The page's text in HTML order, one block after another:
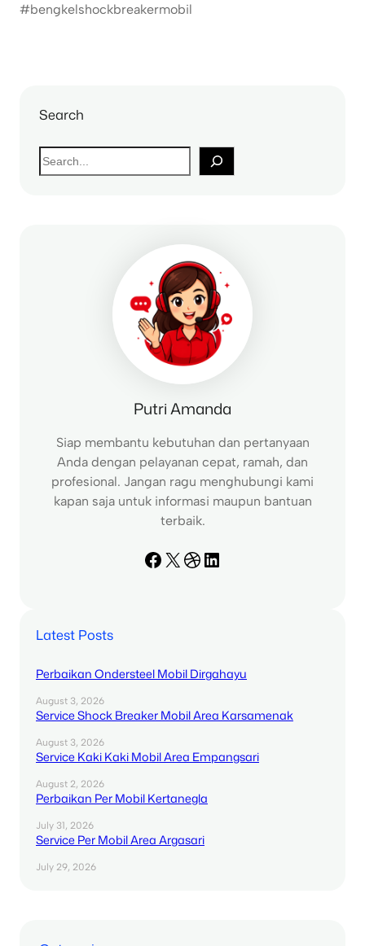
#bengkelshockbreakermobil
Search
S
e
Putri Amanda
Siap membantu kebutuhan dan pertanyaan
Anda dengan pelayanan cepat, ramah, dan
profesional. Jangan ragu menghubungi kami
kapan saja untuk informasi maupun bantuan
terbaik.
Facebook X Dribbble LinkedIn
Latest Posts
Perbaikan Ondersteel Mobil Dirgahayu
August 3, 2026
Service Shock Breaker Mobil Area Karsamenak
August 3, 2026
Service Kaki Kaki Mobil Area Empangsari
August 2, 2026
Perbaikan Per Mobil Kertanegla
July 31, 2026
Service Per Mobil Area Argasari
July 29, 2026